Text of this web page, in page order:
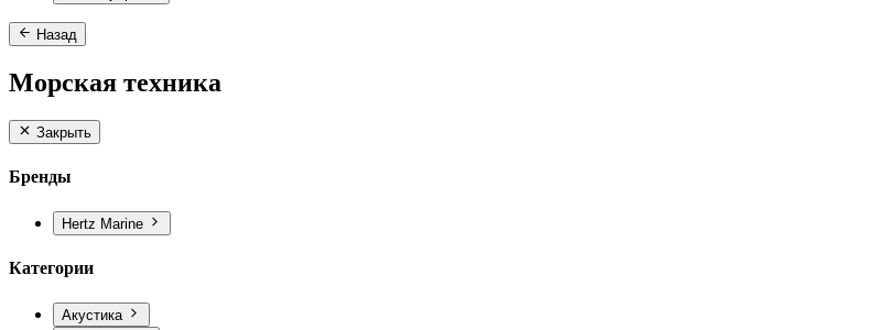
Назад
Морская техника
Закрыть
Бренды
Hertz Marine
Категории
Акустика